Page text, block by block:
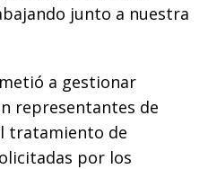
junto a nuestra
a gestionar
representantes de
tratamiento de
por los